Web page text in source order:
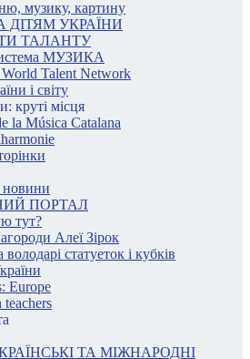
музику, картину
УКРАЇНИ
ТАЛАНТУ
МУЗИКА
Talent Network
і світу
круті місця
la Música Catalana
новини
ПОРТАЛ
тут?
Алеї Зірок
статуеток і кубків
Europe
ТА МІЖНАРОДНІ